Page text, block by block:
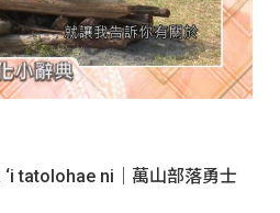
‘i tatolohae ni｜萬山部落勇士